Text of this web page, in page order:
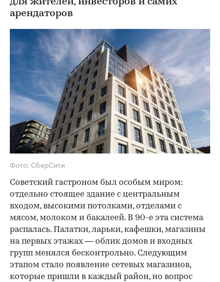
арендаторов
Фото: СберСити
Советский гастроном был особым миром:
отдельно стоящее здание с центральным
входом, высокими потолками, отделами с
мясом, молоком и бакалеей. В 90-е эта система
распалась. Палатки, ларьки, кафешки, магазины
на первых этажах — облик домов и входных
групп менялся бесконтрольно. Следующим
этапом стало появление сетевых магазинов,
которые пришли в каждый район, но вопрос